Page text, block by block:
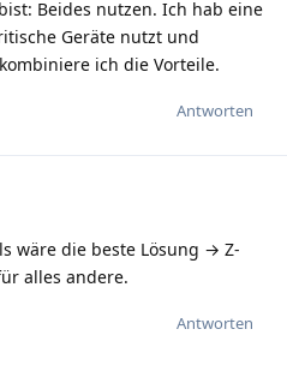
Beides nutzen. Ich hab eine
Geräte nutzt und
ich die Vorteile.
Antworten
wäre die beste Lösung → Z-
alles andere.
Antworten